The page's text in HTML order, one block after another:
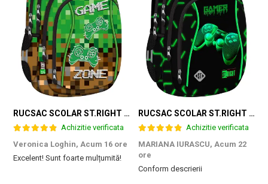
RUCSAC SCOLAR ST.RIGHT 4 COMPARTIMENTE BP-04 GAME ZONE 698187
Achizitie verificata
Veronica Loghin, Acum 16 ore
Excelent! Sunt foarte mulțumită!
RUCSAC SCOLAR ST.RIGHT 4 COMPARTIMENTE BP-04 GREEN LEVEL 301339
Achizitie verificata
MARIANA IURASCU, Acum 22
ore
Conform descrierii